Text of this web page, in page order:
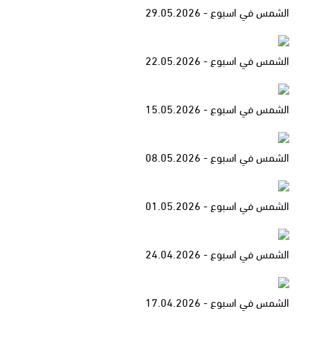
الشمس في اسبوع - 29.05.2026
الشمس في اسبوع - 22.05.2026
الشمس في اسبوع - 15.05.2026
الشمس في اسبوع - 08.05.2026
الشمس في اسبوع - 01.05.2026
الشمس في اسبوع - 24.04.2026
الشمس في اسبوع - 17.04.2026